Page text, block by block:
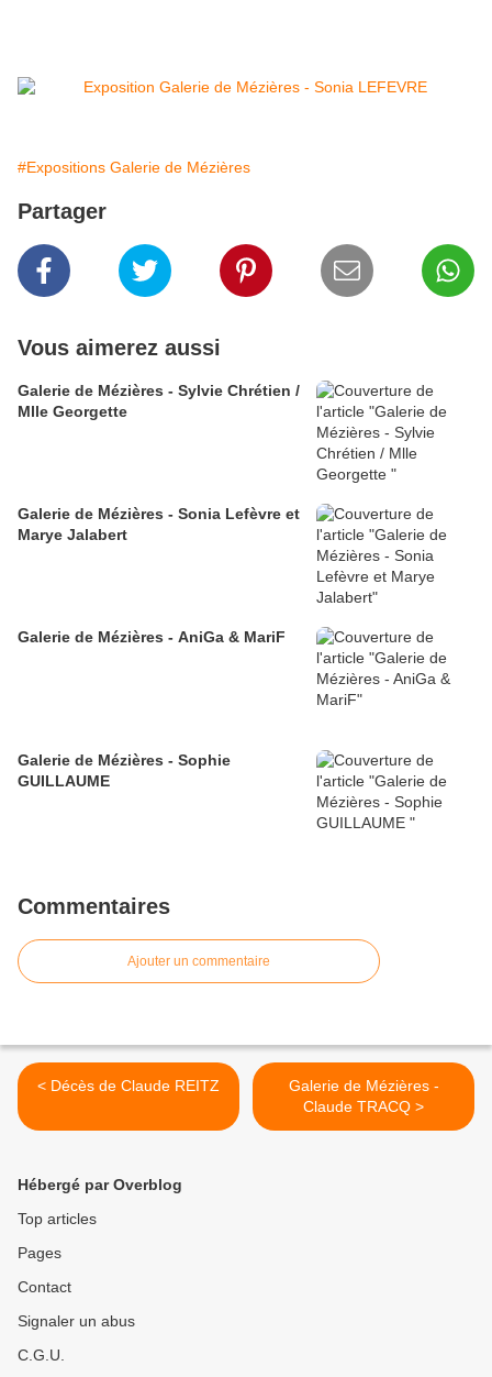
#Expositions Galerie de Mézières
Partager
Vous aimerez aussi
Galerie de Mézières - Sylvie Chrétien /
Mlle Georgette
Galerie de Mézières - Sonia Lefèvre et
Marye Jalabert
Galerie de Mézières - AniGa & MariF
Galerie de Mézières - Sophie
GUILLAUME
Commentaires
Ajouter un commentaire
< Décès de Claude REITZ
Galerie de Mézières -
Claude TRACQ >
Hébergé par Overblog
Top articles
Pages
Contact
Signaler un abus
C.G.U.